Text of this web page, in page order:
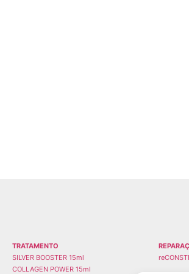
TRATAMENTO
SILVER BOOSTER 15ml
COLLAGEN POWER 15ml